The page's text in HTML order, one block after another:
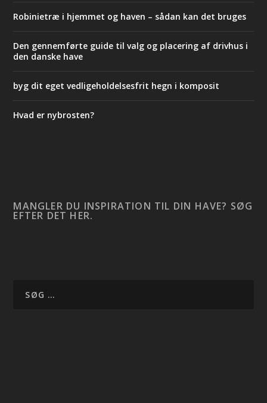
Robinietræ i hjemmet og haven – sådan kan det bruges
Den gennemførte guide til valg og placering af drivhus i
den danske have
byg dit eget vedligeholdelsesfrit hegn i komposit
Hvad er nybrosten?
MANGLER DU INSPIRATION TIL DIN HAVE? SØG
EFTER DET HER.